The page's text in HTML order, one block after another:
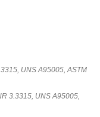
UNS A95005, ASTM
3.3315, UNS A95005,